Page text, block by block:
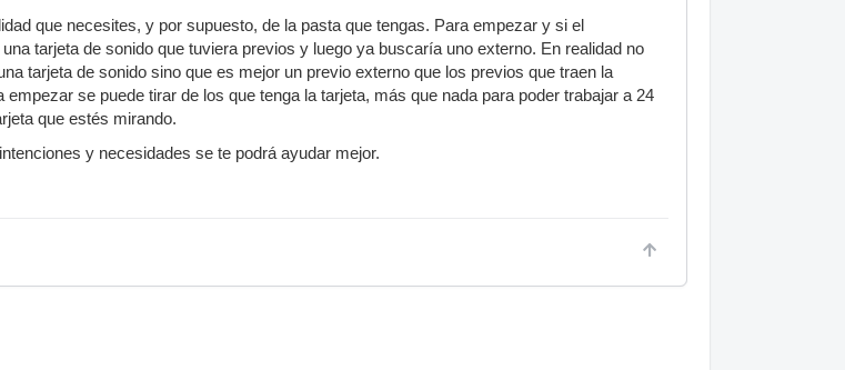
que necesites, y por supuesto, de la pasta que tengas. Para empezar y si el
tarjeta de sonido que tuviera previos y luego ya buscaría uno externo. En realidad no
tarjeta de sonido sino que es mejor un previo externo que los previos que traen la
se puede tirar de los que tenga la tarjeta, más que nada para poder trabajar a 24
que estés mirando.
y necesidades se te podrá ayudar mejor.